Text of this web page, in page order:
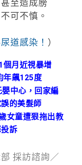
至造成膀
可不慎。
道感染！ ）
個月近視暴增
年飆125度
中心，回家編
的美髮師
女童遭狠拖出教
訴
採訪諮詢／